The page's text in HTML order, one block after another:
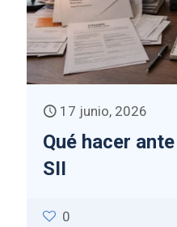
17 junio, 2026
Qué hacer
SII
0